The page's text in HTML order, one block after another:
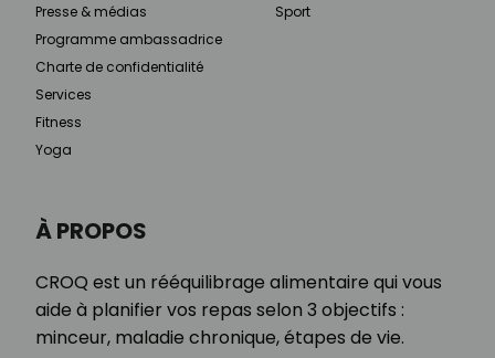
À PROPOS
CROQ est un rééquilibrage alimentaire qui vous
aide à planifier vos repas selon 3 objectifs :
minceur, maladie chronique, étapes de vie.
Presse & médias
Programme ambassadrice
Charte de confidentialité
Services
Fitness
Yoga
Sport